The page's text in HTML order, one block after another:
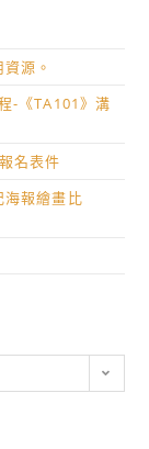
源。
-《TA101》溝
名表件
報繪畫比